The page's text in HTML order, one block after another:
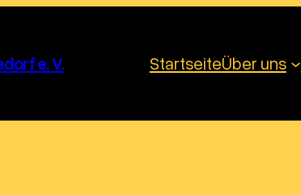
e. V. StartseiteÜber uns